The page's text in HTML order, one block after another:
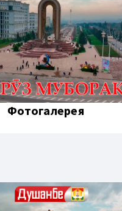
Фотогалерея